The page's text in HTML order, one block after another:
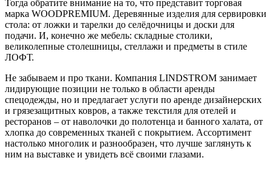
Тогда обратите внимание на то, что представит торговая
марка WOODPREMIUM. Деревянные изделия для сервировки
стола: от ложки и тарелки до селёдочницы и доски для
подачи. И, конечно же мебель: складные столики,
великолепные столешницы, стеллажи и предметы в стиле
ЛОФТ.
Не забываем и про ткани. Компания LINDSTROM занимает
лидирующие позиции не только в области аренды
спецодежды, но и предлагает услуги по аренде дизайнерских
и грязезащитных ковров, а также текстиля для отелей и
ресторанов – от наволочки до полотенца и банного халата, от
хлопка до современных тканей с покрытием. Ассортимент
настолько многолик и разнообразен, что лучше заглянуть к
ним на выставке и увидеть всё своими глазами.